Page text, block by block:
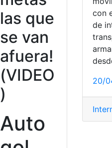
las que
se van
afuera!
(VIDEO
)
Auto
con
de
20/